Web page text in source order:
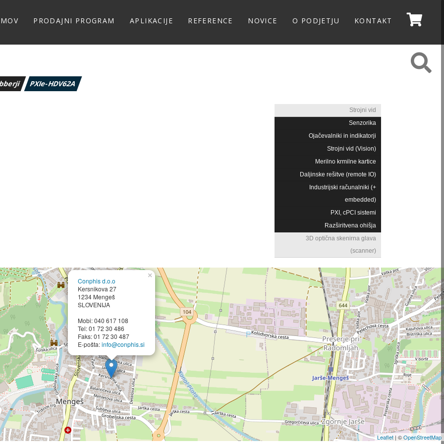
PRODAJNI PROGRAM APLIKACIJE REFERENCE NOVICE O PODJETJU KONTAKT
PXIe-HDV62A
Strojni vid
Senzorika
Ojačevalniki in indikatorji
Strojni vid (Vision)
Merilno krmilne kartice
Daljinske rešitve (remote IO)
Industrijski računalniki (+
embedded)
PXI, cPCI sistemi
Razširitvena ohišja
3D optična skenirna glava
(scanner)
Conphis d.o.o
Kersnikova 27
1234 Mengeš
SLOVENIJA
Mobi: 040 617 108
Tel: 01 72 30 486
Faks: 01 72 30 487
E-pošta:info@conphis.si
×
Leaflet | ©OpenStreetMap